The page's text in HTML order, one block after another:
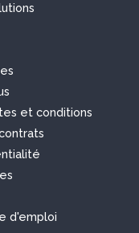
et conditions
d'emploi